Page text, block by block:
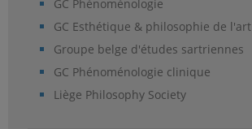
GC Phénoménologie
GC Esthétique & philosophie de l'art
Groupe belge d'études sartriennes
GC Phénoménologie clinique
Liège Philosophy Society